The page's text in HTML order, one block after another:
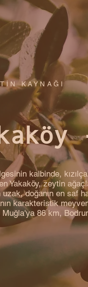
KAYNAĞI
kalbinde,
Yakaköy, zeytin
uzak, doğanın en saf
karakteristik
Muğla'ya 86 km,